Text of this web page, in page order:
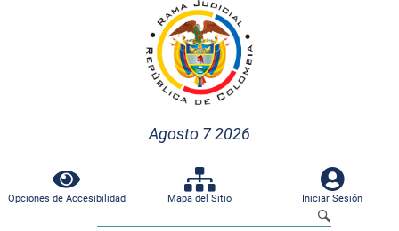
Agosto 7 2026
Opciones de Accesibilidad Mapa del Sitio Iniciar Sesión